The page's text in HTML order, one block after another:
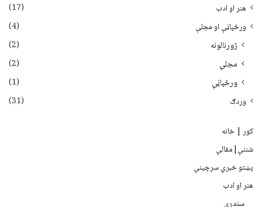
هنر او ادب
(17)
ورځپاڼې او مجلې
(4)
ژورنالونه
(2)
مجلې
(2)
ورځپاڼې
(1)
وردګ
(31)
کور | خانه
شننې|مقالې
پښتو خبري سرچينې
هنر او ادب
سندرې